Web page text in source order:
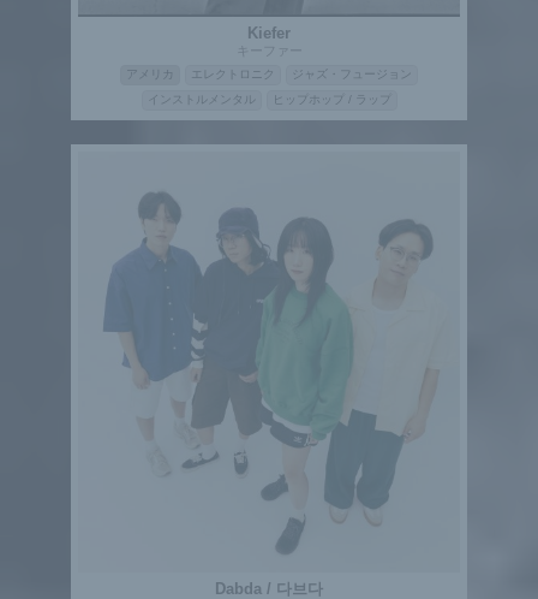
Kiefer
キーファー
アメリカ エレクトロニク
ジャズ・フュージョン
インストルメンタル
ヒップホップ / ラップ
Dabda / 다브다